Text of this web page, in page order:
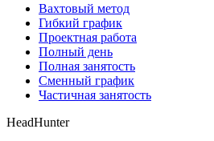
Вахтовый метод
Гибкий график
Проектная работа
Полный день
Полная занятость
Сменный график
Частичная занятость
HeadHunter